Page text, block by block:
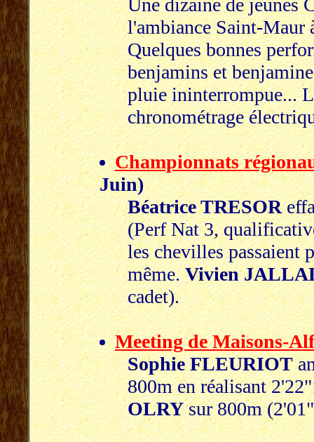
Une dizaine de jeunes
l'ambiance Saint-Maur
Quelques bonnes
benjamins et
pluie ininterrompue...
chronométrage
Championnats
Juin)
Béatrice TRESOR
(Perf Nat 3,
les chevilles passaient
même. Vivien
cadet).
Meeting de Maisons-
Sophie FLEURIOT
800m en réalisant
OLRYsur 800m